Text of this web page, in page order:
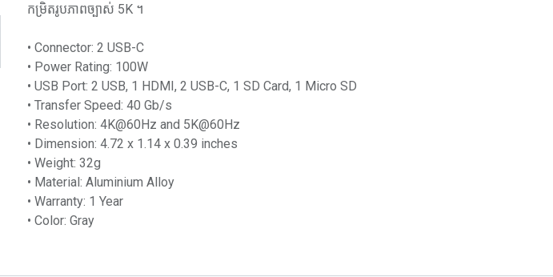
កម្រិតរូបភាពច្បាស់ 5K ។
• Connector: 2 USB-C
• Power Rating: 100W
• USB Port: 2 USB, 1 HDMI, 2 USB-C, 1 SD Card, 1 Micro SD
• Transfer Speed: 40 Gb/s
• Resolution: 4K@60Hz​ and 5K@60Hz
• Dimension: 4.72 x 1.14 x 0.39 inches
• Weight: 32g
• Material: Aluminium Alloy
• Warranty: 1 Year
• Color: Gray